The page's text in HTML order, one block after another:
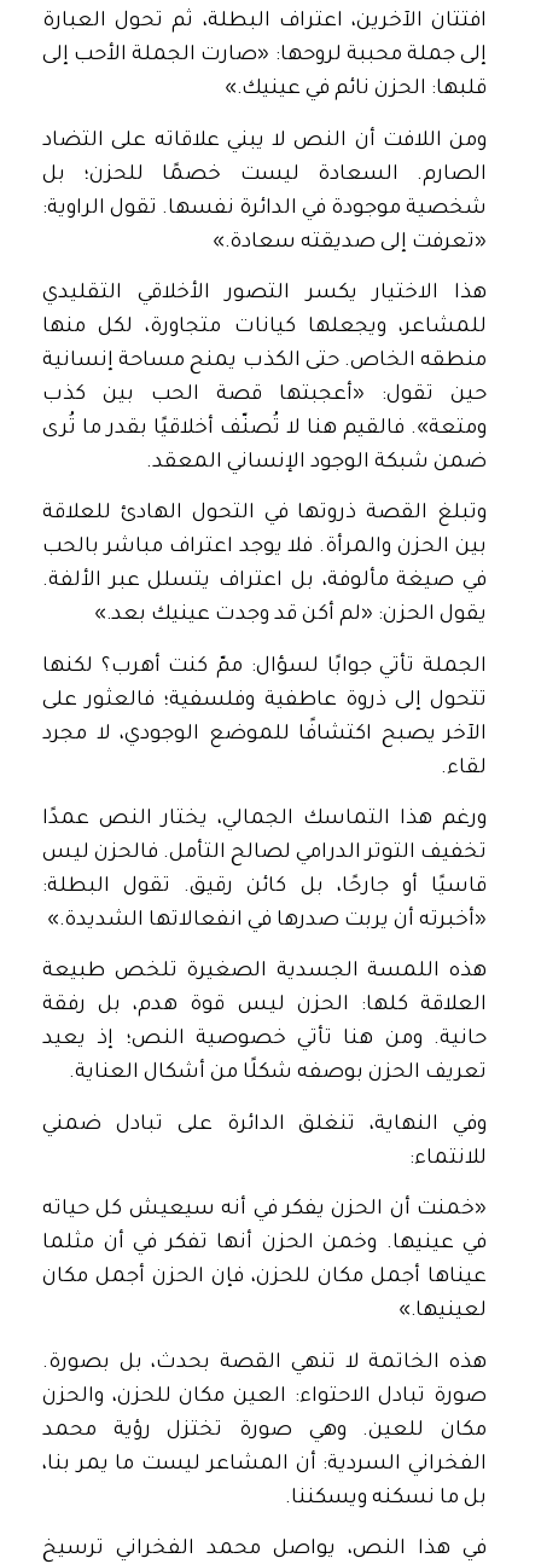
افتتان الآخرين، اعتراف البطلة، ثم تحول العبارة
إلى جملة محببة لروحها: «صارت الجملة الأحب إلى
قلبها: الحزن نائم في عينيك.»
ومن اللافت أن النص لا يبني علاقاته على التضاد
الصارم. السعادة ليست خصمًا للحزن؛ بل
شخصية موجودة في الدائرة نفسها. تقول الراوية:
«تعرفت إلى صديقته سعادة.»
هذا الاختيار يكسر التصور الأخلاقي التقليدي
للمشاعر، ويجعلها كيانات متجاورة، لكل منها
منطقه الخاص. حتى الكذب يمنح مساحة إنسانية
حين تقول: «أعجبتها قصة الحب بين كذب
ومتعة». فالقيم هنا لا تُصنّف أخلاقيًا بقدر ما تُرى
ضمن شبكة الوجود الإنساني المعقد.
وتبلغ القصة ذروتها في التحول الهادئ للعلاقة
بين الحزن والمرأة. فلا يوجد اعتراف مباشر بالحب
في صيغة مألوفة، بل اعتراف يتسلل عبر الألفة.
يقول الحزن: «لم أكن قد وجدت عينيك بعد.»
الجملة تأتي جوابًا لسؤال: ممّ كنت أهرب؟ لكنها
تتحول إلى ذروة عاطفية وفلسفية؛ فالعثور على
الآخر يصبح اكتشافًا للموضع الوجودي، لا مجرد
لقاء.
ورغم هذا التماسك الجمالي، يختار النص عمدًا
تخفيف التوتر الدرامي لصالح التأمل. فالحزن ليس
قاسيًا أو جارحًا، بل كائن رقيق. تقول البطلة:
«أخبرته أن يربت صدرها في انفعالاتها الشديدة.»
هذه اللمسة الجسدية الصغيرة تلخص طبيعة
العلاقة كلها: الحزن ليس قوة هدم، بل رفقة
حانية. ومن هنا تأتي خصوصية النص؛ إذ يعيد
تعريف الحزن بوصفه شكلًا من أشكال العناية.
وفي النهاية، تنغلق الدائرة على تبادل ضمني
للانتماء:
«خمنت أن الحزن يفكر في أنه سيعيش كل حياته
في عينيها. وخمن الحزن أنها تفكر في أن مثلما
عيناها أجمل مكان للحزن، فإن الحزن أجمل مكان
لعينيها.»
هذه الخاتمة لا تنهي القصة بحدث، بل بصورة.
صورة تبادل الاحتواء: العين مكان للحزن، والحزن
مكان للعين. وهي صورة تختزل رؤية محمد
الفخراني السردية: أن المشاعر ليست ما يمر بنا،
بل ما نسكنه ويسكننا.
في هذا النص، يواصل محمد الفخراني ترسيخ